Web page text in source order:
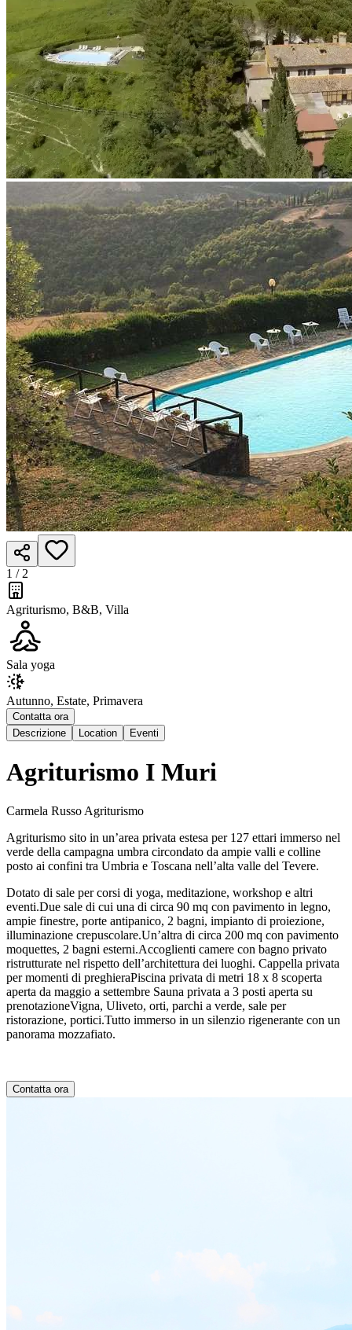
1 / 2
Agriturismo, B&B, Villa
Sala yoga
Autunno, Estate, Primavera
Contatta ora
Descrizione
Location Eventi
Agriturismo I Muri
Carmela Russo Agriturismo
Agriturismo sito in un’area privata estesa per 127 ettari immerso nel
verde della campagna umbra circondato da ampie valli e colline
posto ai confini tra Umbria e Toscana nell’alta valle del Tevere.
Dotato di sale per corsi di yoga, meditazione, workshop e altri
eventi.Due sale di cui una di circa 90 mq con pavimento in legno,
ampie finestre, porte antipanico, 2 bagni, impianto di proiezione,
illuminazione crepuscolare.Un’altra di circa 200 mq con pavimento
moquettes, 2 bagni esterni.Accoglienti camere con bagno privato
ristrutturate nel rispetto dell’architettura dei luoghi. Cappella privata
per momenti di preghieraPiscina privata di metri 18 x 8 scoperta
aperta da maggio a settembre Sauna privata a 3 posti aperta su
prenotazioneVigna, Uliveto, orti, parchi a verde, sale per
ristorazione, portici.Tutto immerso in un silenzio rigenerante con un
panorama mozzafiato.
Contatta ora